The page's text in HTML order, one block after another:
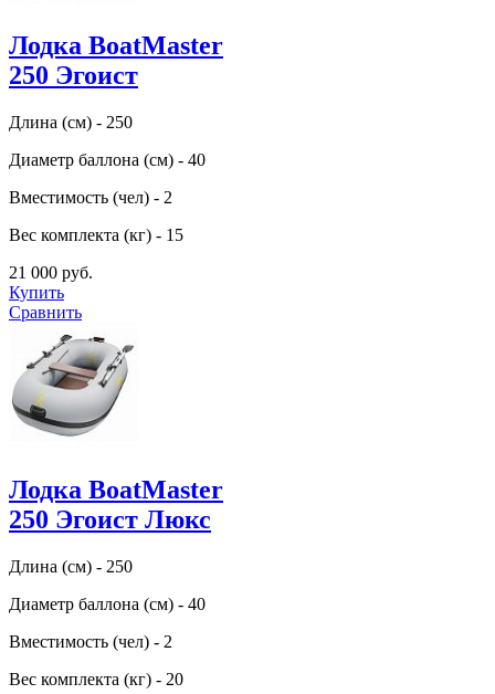
Лодка BoatMaster
250 Эгоист
Длина (см) - 250
Диаметр баллона (см) - 40
Вместимость (чел) - 2
Вес комплекта (кг) - 15
21 000 руб.
Купить
Сравнить
Лодка BoatMaster
250 Эгоист Люкс
Длина (см) - 250
Диаметр баллона (см) - 40
Вместимость (чел) - 2
Вес комплекта (кг) - 20